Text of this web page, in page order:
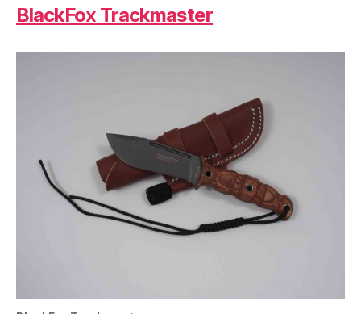
BlackFox Trackmaster